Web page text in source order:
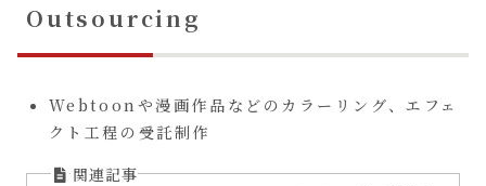
Outsourcing
Webtoonや漫画作品などのカラーリング、エフェ
クト工程の受託制作